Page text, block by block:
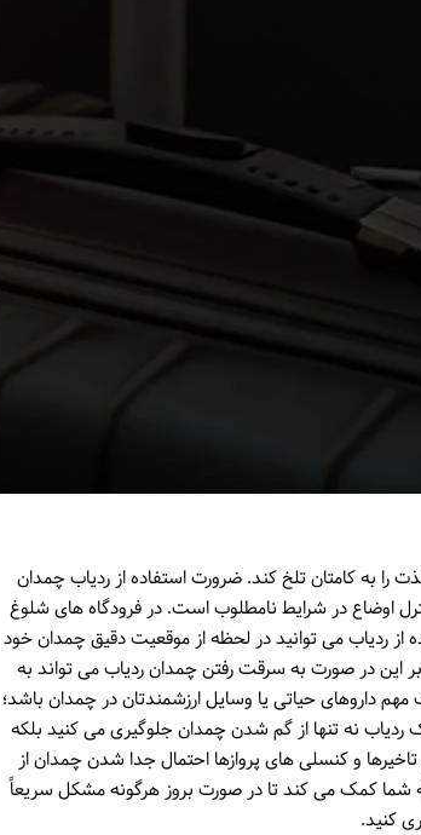
به کامتان تلخ کند. ضرورت استفاده از ردیاب چمدان
اوضاع در شرایط نامطلوب است. در فرودگاه های شلوغ
از ردیاب می توانید در لحظه از موقعیت دقیق چمدان خود
این در صورت به سرقت رفتن چمدان ردیاب می تواند به
داروهای حیاتی یا وسایل ارزشمندتان در چمدان باشد؛
نه تنها از گم شدن چمدان جلوگیری می کنید بلکه
و کنسلی های پروازها احتمال جدا شدن چمدان از
کمک می کند تا در صورت بروز هرگونه مشکل سریعاً
کنید.